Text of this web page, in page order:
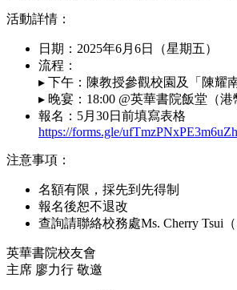
活動詳情：
日期：2025年6月6日（星期五）
流程：
▸ 下午：陳教授參觀校園及「陳耀
▸ 晚宴：18:00 @英華書院飯堂（港
報名：5月30日前填寫表格
https://forms.gle/
注意事項：
名額有限，採先到先得制
報名後恕不退改
查詢請聯絡校務處Ms. Cherry Tsui（
英華書院校友會
主席 廖力行 敬邀